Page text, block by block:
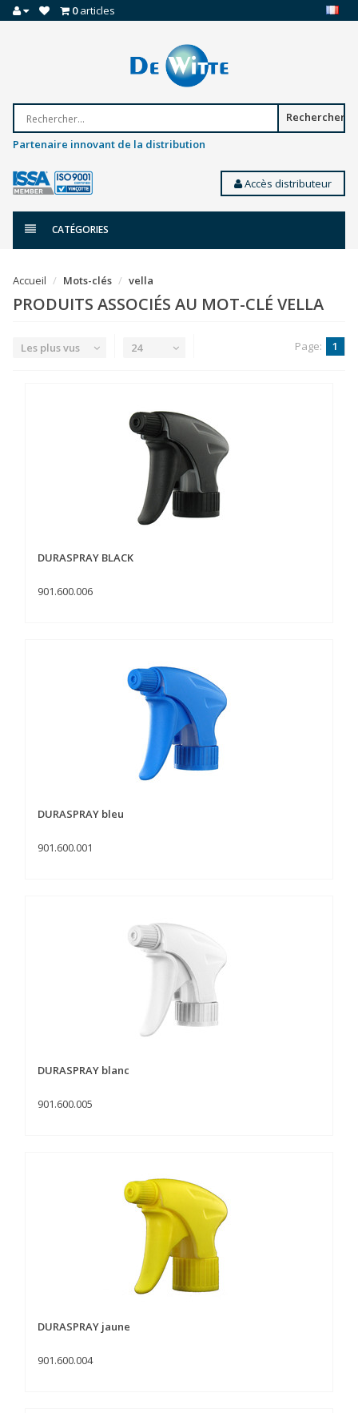
0articles
Rechercher
Partenaire innovant de la distribution
Accès distributeur
CATÉGORIES
Accueil Mots-clés vella
PRODUITS ASSOCIÉS AU MOT-CLÉ VELLA
Les plus vus 24 Page: 1
DURASPRAY BLACK
901.600.006
DURASPRAY bleu
901.600.001
DURASPRAY blanc
901.600.005
DURASPRAY jaune
901.600.004